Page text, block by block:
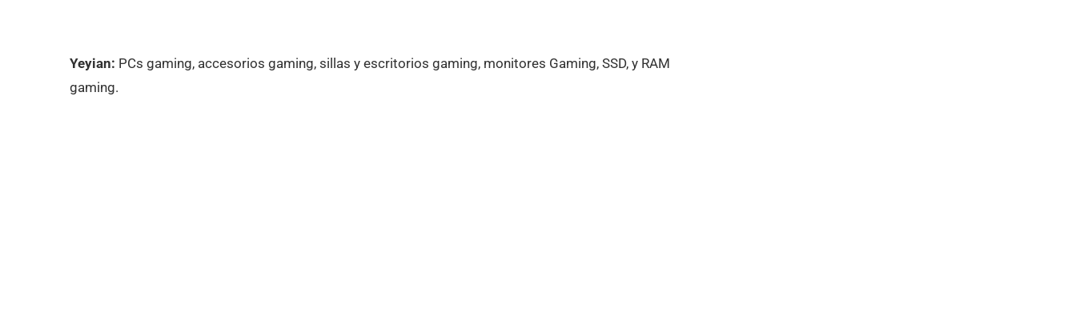
Yeyian: PCs gaming, accesorios gaming, sillas y escritorios gaming, monitores Gaming, SSD, y RAM
gaming.